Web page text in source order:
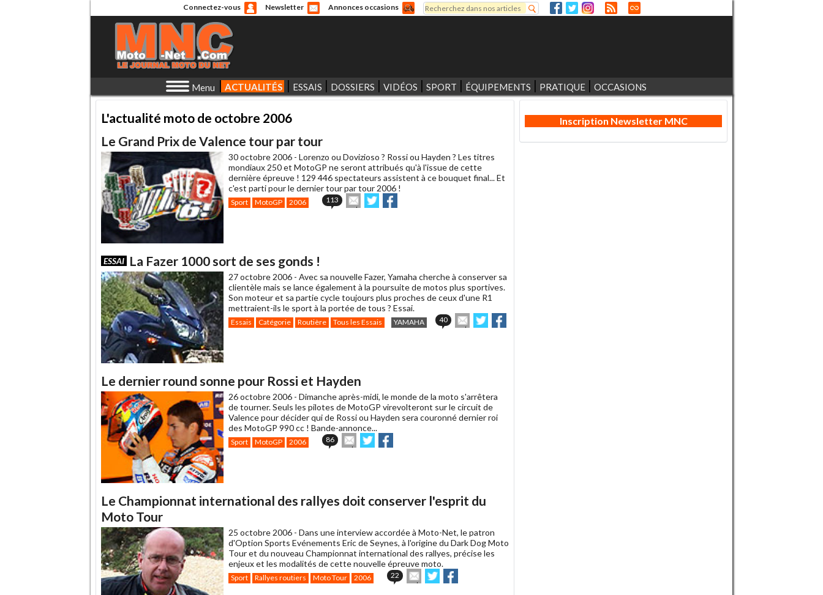
Connectez-vous Newsletter Annonces occasions
Formulaire de recherche
Rechercher
Menu ACTUALITÉS ESSAIS DOSSIERS VIDÉOS SPORT ÉQUIPEMENTS PRATIQUE OCCASIONS
L'actualité moto de octobre 2006
Le Grand Prix de Valence tour par tour
30 octobre 2006 - Lorenzo ou Dovizioso ? Rossi ou Hayden ? Les titres
mondiaux 250 et MotoGP ne seront attribués qu'à l'issue de cette
dernière épreuve ! 129 446 spectateurs assistent à ce bouquet final... Et
c'est parti pour le dernier tour par tour 2006 !
Sport MotoGP 2006 113
Envoyer
cet
Partager
sur sur
ESSAI La Fazer 1000 sort de ses gonds !
27 octobre 2006 - Avec sa nouvelle Fazer, Yamaha cherche à conserver sa
clientèle mais se lance également à la poursuite de motos plus sportives.
Son moteur et sa partie cycle toujours plus proches de ceux d'une R1
mettraient-ils le sport à la portée de tous ? Essai.
Essais Catégorie Routière Tous les Essais YAMAHA 40
Envoyer
cet
Partager
sur sur
Le dernier round sonne pour Rossi et Hayden
26 octobre 2006 - Dimanche après-midi, le monde de la moto s'arrêtera
de tourner. Seuls les pilotes de MotoGP virevolteront sur le circuit de
Valence pour décider qui de Rossi ou Hayden sera couronné dernier roi
des MotoGP 990 cc ! Bande-annonce...
Sport MotoGP 2006 86
Envoyer
cet
Partager
sur sur
Le Championnat international des rallyes doit conserver l'esprit du
Moto Tour
25 octobre 2006 - Dans une interview accordée à Moto-Net, le patron
d'Option Sports Evénements Eric de Seynes, à l'origine du Dark Dog Moto
Tour et du nouveau Championnat international des rallyes, précise les
enjeux et les modalités de cette nouvelle épreuve moto.
Sport Rallyes routiers Moto Tour 2006 22
Envoyer
cet
Partager
sur sur
Inscription Newsletter MNC